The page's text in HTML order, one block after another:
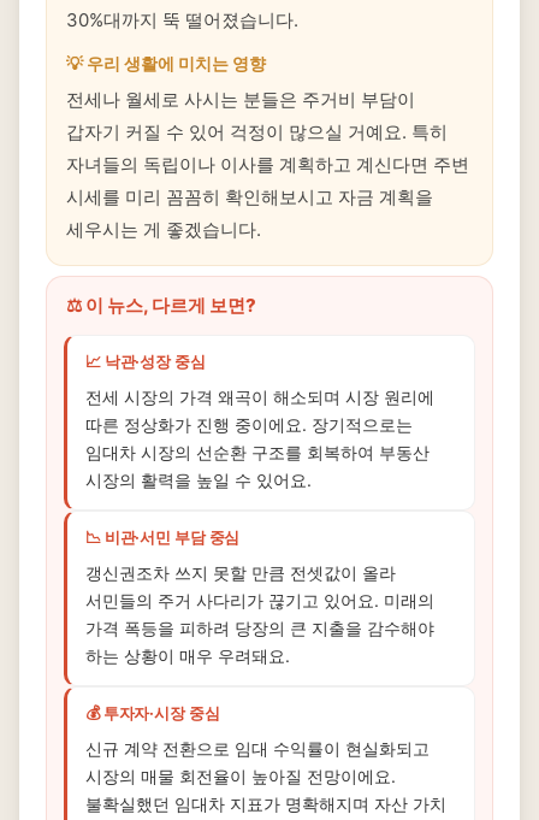
30%대까지 뚝 떨어졌습니다.
💡 우리 생활에 미치는 영향
전세나 월세로 사시는 분들은 주거비 부담이
갑자기 커질 수 있어 걱정이 많으실 거예요. 특히
자녀들의 독립이나 이사를 계획하고 계신다면 주변
시세를 미리 꼼꼼히 확인해보시고 자금 계획을
세우시는 게 좋겠습니다.
⚖️ 이 뉴스, 다르게 보면?
📈 낙관·성장 중심
전세 시장의 가격 왜곡이 해소되며 시장 원리에
따른 정상화가 진행 중이에요. 장기적으로는
임대차 시장의 선순환 구조를 회복하여 부동산
시장의 활력을 높일 수 있어요.
📉 비관·서민 부담 중심
갱신권조차 쓰지 못할 만큼 전셋값이 올라
서민들의 주거 사다리가 끊기고 있어요. 미래의
가격 폭등을 피하려 당장의 큰 지출을 감수해야
하는 상황이 매우 우려돼요.
💰 투자자·시장 중심
신규 계약 전환으로 임대 수익률이 현실화되고
시장의 매물 회전율이 높아질 전망이에요.
불확실했던 임대차 지표가 명확해지며 자산 가치